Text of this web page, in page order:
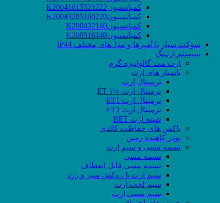
کمبانسیونK20041615321222
کمبانسیونK20043205160220
کمبانسیونK200432140
کمبانسیونK200516140
سوکت‌ سیار با آمپرها و مدل‌های مختلف IP44
سیستم ارتینگ
ارت مت گالوانیزه گرم
باسبار های ارت
ترمینال ارت
ترمینال ارت ۱\۱ ET
ترمینال ارت ET1
ترمینال ارت ET2
شینه ارت BET
باکس های حفاظت کاتدی
پودر کاهنده زمین
تسمه مسی و سیم ارت
تسمه مسی
تسمه مسی قابل انعطاف
سیم ارت با روکش سبز و زرد
سیم لخت ارت
سیم مسی ارت